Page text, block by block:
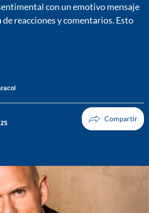
con un emotivo mensaje
de reacciones y comentarios. Esto